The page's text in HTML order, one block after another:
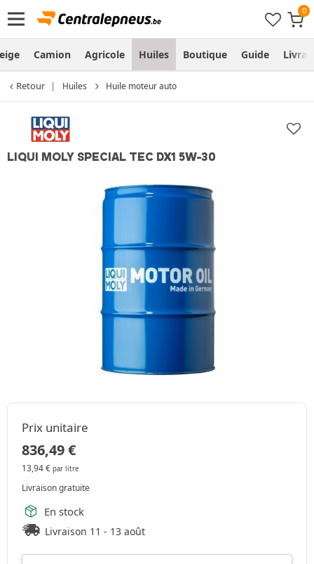
Camion Agricole Huiles Boutique Guide
Retour Huiles Huile moteur auto
LIQUI MOLY SPECIAL TEC DX1 5W-30
Prix unitaire
836,49€
13,94€ par litre
Livraison gratuite
En stock
Livraison 11 - 13 août